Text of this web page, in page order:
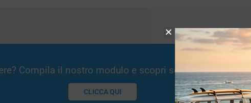
Compila il nostro modulo e scopri se potremmo
CLICCA QUI